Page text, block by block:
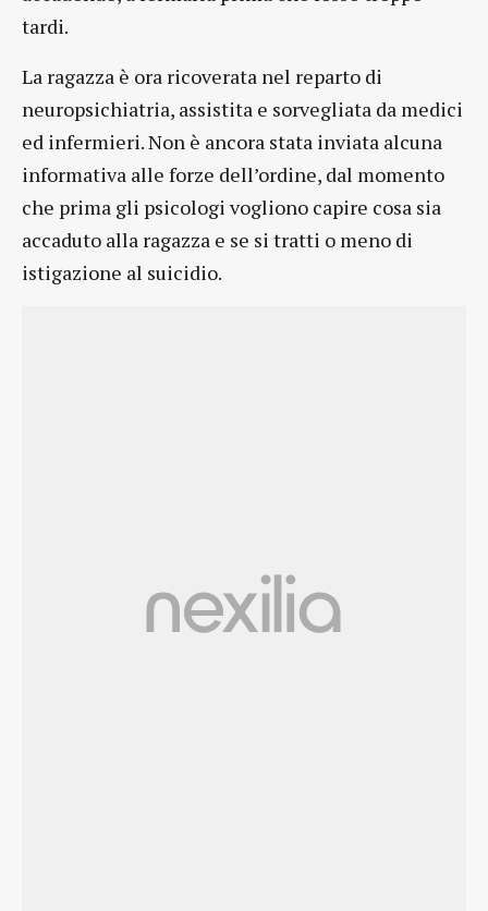
tardi.
La ragazza è ora ricoverata nel reparto di
neuropsichiatria, assistita e sorvegliata da medici
ed infermieri. Non è ancora stata inviata alcuna
informativa alle forze dell’ordine, dal momento
che prima gli psicologi vogliono capire cosa sia
accaduto alla ragazza e se si tratti o meno di
istigazione al suicidio.